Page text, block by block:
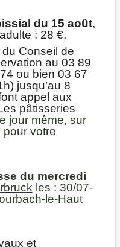
du 15 août,
: 28 €,
du Conseil de
au 03 89
ou bien 03 67
jusqu’au 8
appel aux
pâtisseries
jour même, sur
pour votre
du mercredi
les : 30/07-
le-Haut
et